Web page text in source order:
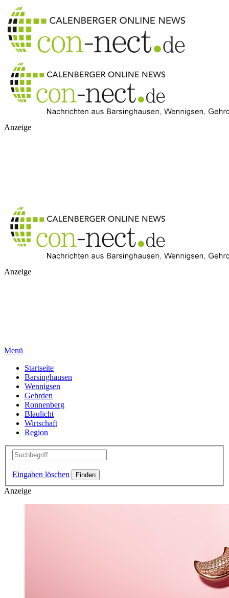
Anzeige
Anzeige
Menü
Startseite
Barsinghausen
Wennigsen
Gehrden
Ronnenberg
Blaulicht
Wirtschaft
Region
Eingaben löschen
Anzeige